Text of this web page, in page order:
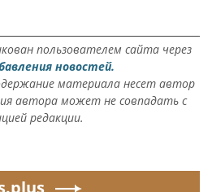
пользователем сайта через
новостей.
материала несет автор
автора может не совпадать с
редакции.